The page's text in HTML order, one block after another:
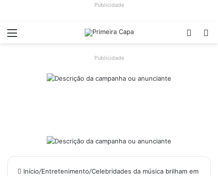
Publicidade
Menu
Publicidade
Início/Entretenimento/Celebridades da música brilham em